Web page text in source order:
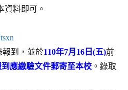
資料即可。
報到，並於110年7月16日(五)前
到應繳驗文件郵寄至本校 。錄取